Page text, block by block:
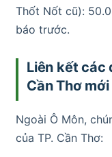
Thốt Nốt cũ):
báo trước.
Liên kết các
Cần Thơ mới
Ngoài Ô Môn,
của TP. Cần Thơ: